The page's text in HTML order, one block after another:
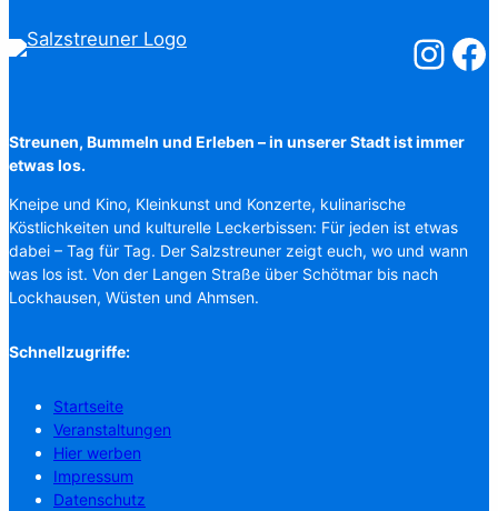
Streunen, Bummeln und Erleben – in unserer Stadt ist immer
etwas los.
Kneipe und Kino, Kleinkunst und Konzerte, kulinarische
Köstlichkeiten und kulturelle Leckerbissen: Für jeden ist etwas
dabei – Tag für Tag. Der Salzstreuner zeigt euch, wo und wann
was los ist. Von der Langen Straße über Schötmar bis nach
Lockhausen, Wüsten und Ahmsen.
Schnellzugriffe:
Startseite
Veranstaltungen
Hier werben
Impressum
Datenschutz